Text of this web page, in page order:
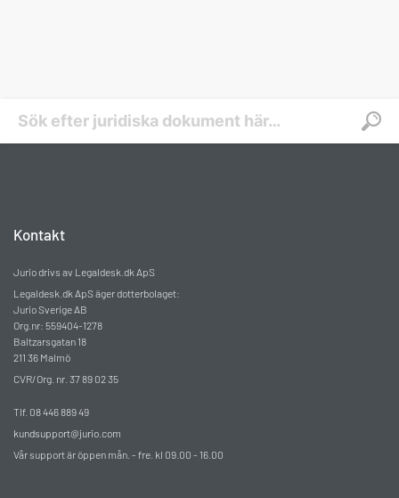
Kontakt
Jurio drivs av Legaldesk.dk ApS
Legaldesk.dk ApS äger dotterbolaget:
Jurio Sverige AB
Org.nr: 559404-1278
Baltzarsgatan 18
211 36 Malmö
CVR/Org. nr. 37 89 02 35
Tlf. 08 446 889 49
kundsupport@jurio.com
Vår support är öppen mån. - fre. kl 09.00 - 16.00